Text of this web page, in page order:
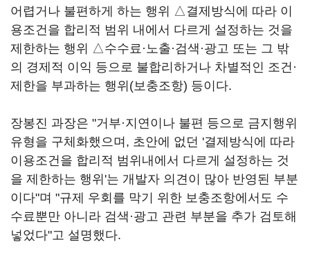
어렵거나 불편하게 하는 행위 △결제방식에 따라 이
용조건을 합리적 범위 내에서 다르게 설정하는 것을
제한하는 행위 △수수료·노출·검색·광고 또는 그 밖
의 경제적 이익 등으로 불합리하거나 차별적인 조건·
제한을 부과하는 행위(보충조항) 등이다.
장봉진 과장은 "거부·지연이나 불편 등으로 금지행위
유형을 구체화했으며, 초안에 없던 '결제방식에 따라
이용조건을 합리적 범위내에서 다르게 설정하는 것
을 제한하는 행위'는 개발자 의견이 많아 반영된 부분
이다"며 "규제 우회를 막기 위한 보충조항에서도 수
수료뿐만 아니라 검색·광고 관련 부분을 추가 검토해
넣었다"고 설명했다.